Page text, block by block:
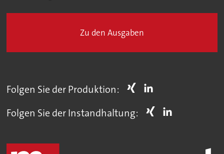
Zu den Ausgaben
Folgen Sie der Produktion:
Folgen Sie der Instandhaltung: